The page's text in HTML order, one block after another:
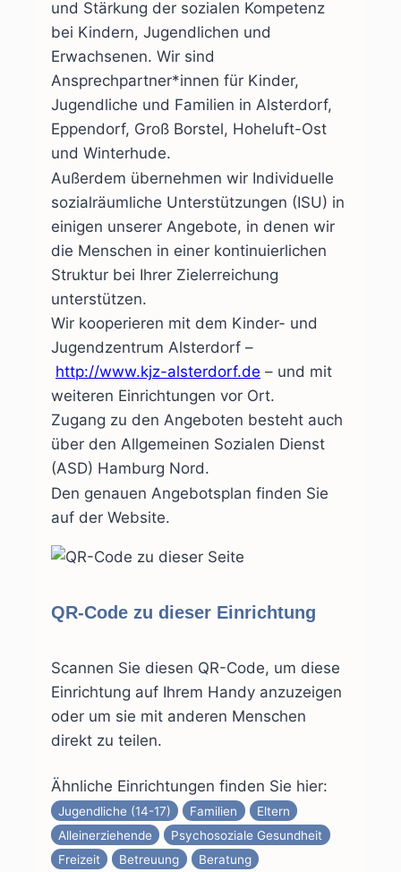
und Stärkung der sozialen Kompetenz
bei Kindern, Jugendlichen und
Erwachsenen. Wir sind
Ansprechpartner*innen für Kinder,
Jugendliche und Familien in Alsterdorf,
Eppendorf, Groß Borstel, Hoheluft-Ost
und Winterhude.
Außerdem übernehmen wir Individuelle
sozialräumliche Unterstützungen (ISU) in
einigen unserer Angebote, in denen wir
die Menschen in einer kontinuierlichen
Struktur bei Ihrer Zielerreichung
unterstützen.
Wir kooperieren mit dem Kinder- und
Jugendzentrum Alsterdorf –
http://www.kjz-alsterdorf.de – und mit
weiteren Einrichtungen vor Ort.
Zugang zu den Angeboten besteht auch
über den Allgemeinen Sozialen Dienst
(ASD) Hamburg Nord.
Den genauen Angebotsplan finden Sie
auf der Website.
QR-Code zu dieser Einrichtung
Scannen Sie diesen QR-Code, um diese
Einrichtung auf Ihrem Handy anzuzeigen
oder um sie mit anderen Menschen
direkt zu teilen.
Ähnliche Einrichtungen finden Sie hier:
Jugendliche (14-17) Familien
Eltern
Alleinerziehende
Psychosoziale Gesundheit
Freizeit
Betreuung Beratung